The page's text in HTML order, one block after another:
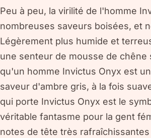
Peu à peu, la virilité de l'homme
nombreuses saveurs boisées, et
Légèrement plus humide et
une senteur de mousse de chêne
qu'un homme Invictus Onyx est
saveur d'ambre gris, à la fois
qui porte Invictus Onyx est le
véritable fantasme pour la gent
notes de tête très